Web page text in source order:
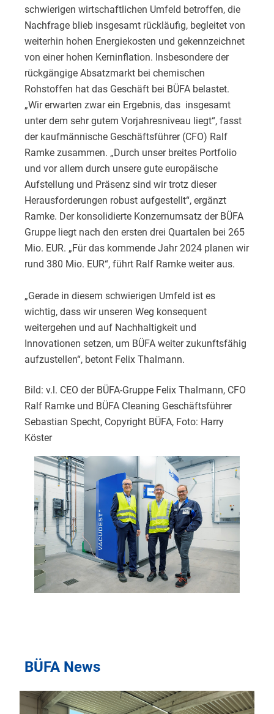
schwierigen wirtschaftlichen Umfeld betroffen, die
Nachfrage blieb insgesamt rückläufig, begleitet von
weiterhin hohen Energiekosten und gekennzeichnet
von einer hohen Kerninflation. Insbesondere der
rückgängige Absatzmarkt bei chemischen
Rohstoffen hat das Geschäft bei BÜFA belastet.
„Wir erwarten zwar ein Ergebnis, das insgesamt
unter dem sehr gutem Vorjahresniveau liegt“, fasst
der kaufmännische Geschäftsführer (CFO) Ralf
Ramke zusammen. „Durch unser breites Portfolio
und vor allem durch unsere gute europäische
Aufstellung und Präsenz sind wir trotz dieser
Herausforderungen robust aufgestellt“, ergänzt
Ramke. Der konsolidierte Konzernumsatz der BÜFA
Gruppe liegt nach den ersten drei Quartalen bei 265
Mio. EUR. „Für das kommende Jahr 2024 planen wir
rund 380 Mio. EUR“, führt Ralf Ramke weiter aus.
„Gerade in diesem schwierigen Umfeld ist es
wichtig, dass wir unseren Weg konsequent
weitergehen und auf Nachhaltigkeit und
Innovationen setzen, um BÜFA weiter zukunftsfähig
aufzustellen“, betont Felix Thalmann.
Bild: v.l. CEO der BÜFA-Gruppe Felix Thalmann, CFO
Ralf Ramke und BÜFA Cleaning Geschäftsführer
Sebastian Specht, Copyright BÜFA, Foto: Harry
Köster
BÜFA News